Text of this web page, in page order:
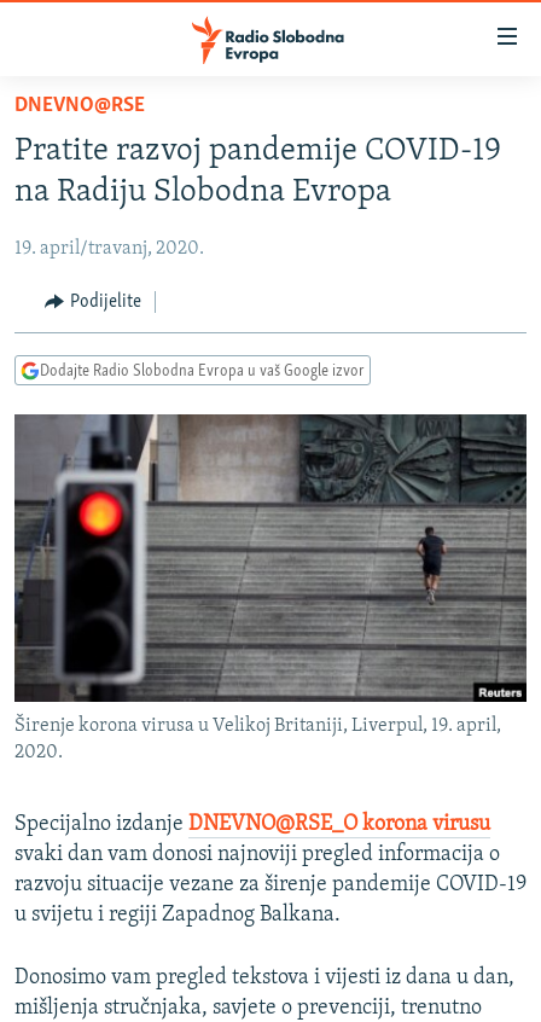
Pređite
glavni
sadržaj
na
navigaciju
Pređite
na
BOSNA I HERCEGOVINA
KOSOVO
CRNA GORA
VIDEO
FOTOGALERIJE
INFOGRAFIKE
PODCASTI
RAT U UKRAJINI
KINA NA BALKANU
RSE PRIČE IZ SVIJETA
ISPRIČAJ MI
DNEVNO@RSE
SPECIJALI RSE
VIŠE OD NASLOVA
GENOCID U SREBRENICI
TV LIBERTY
MOJA EVROPA
SVE KARTE DEJTONA
PRATITE NAS
Sve RFE/RL stranice
DNEVNO@RSE
Pratite razvoj pandemije COVID-19
na Radiju Slobodna Evropa
19. april/travanj, 2020.
Podijelite
Dodajte Radio Slobodna Evropa u vaš Google izvor
Širenje korona virusa u Velikoj Britaniji, Liverpul, 19. april,
2020.
Specijalno izdanje DNEVNO@RSE_O korona virusu
svaki dan vam donosi najnoviji pregled informacija o
razvoju situacije vezane za širenje pandemije COVID-19
u svijetu i regiji Zapadnog Balkana.
Donosimo vam pregled tekstova i vijesti iz dana u dan,
mišljenja stručnjaka, savjete o prevenciji, trenutno